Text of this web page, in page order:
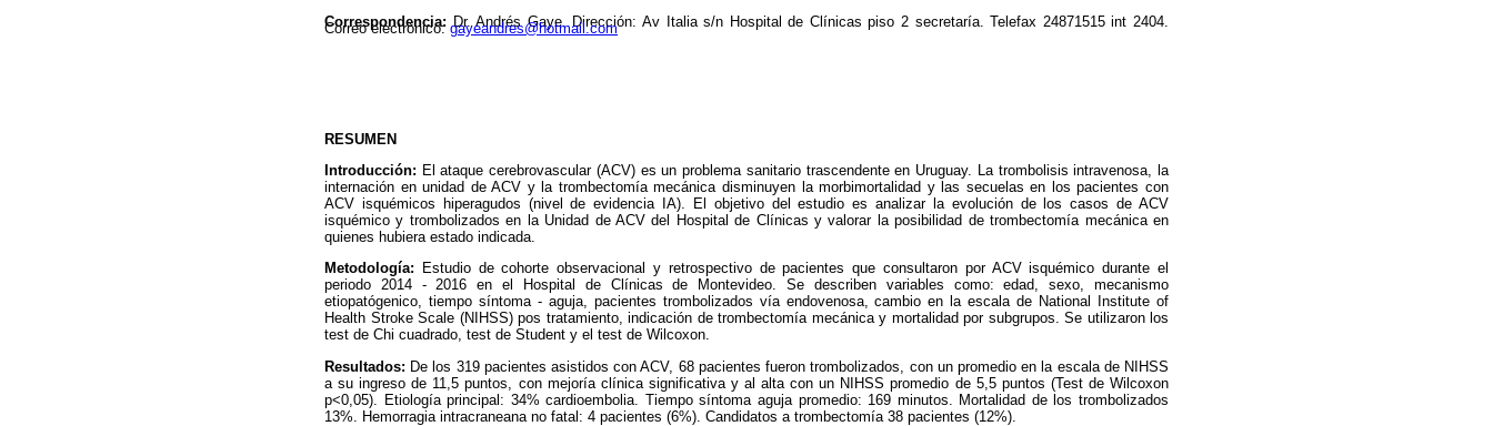
Correspondencia: Dr. Andrés Gaye. Dirección: Av Italia s/n Hospital de Clínicas piso 2 secretaría. Telefax 24871515 int 2404.
Correo electrónico: gayeandres@hotmail.com
RESUMEN
Introducción: El ataque cerebrovascular (ACV) es un problema sanitario trascendente en Uruguay. La trombolisis intravenosa, la
internación en unidad de ACV y la trombectomía mecánica disminuyen la morbimortalidad y las secuelas en los pacientes con
ACV isquémicos hiperagudos (nivel de evidencia IA). El objetivo del estudio es analizar la evolución de los casos de ACV
isquémico y trombolizados en la Unidad de ACV del Hospital de Clínicas y valorar la posibilidad de trombectomía mecánica en
quienes hubiera estado indicada.
Metodología:
Estudio de cohorte observacional y retrospectivo de pacientes que consultaron por ACV isquémico durante el
periodo 2014 - 2016 en el Hospital de Clínicas de Montevideo. Se describen variables como: edad, sexo, mecanismo
etiopatógenico, tiempo síntoma - aguja, pacientes trombolizados vía endovenosa, cambio en la escala de National Institute of
Health Stroke Scale (NIHSS) pos tratamiento, indicación de trombectomía mecánica y mortalidad por subgrupos. Se utilizaron los
test de Chi cuadrado, test de Student y el test de Wilcoxon.
Resultados: De los 319 pacientes asistidos con ACV, 68 pacientes fueron trombolizados, con un promedio en la escala de NIHSS
a su ingreso de 11,5 puntos, con mejoría clínica significativa y al alta con un NIHSS promedio de 5,5 puntos (Test de Wilcoxon
p<0,05). Etiología principal: 34% cardioembolia. Tiempo síntoma aguja promedio: 169 minutos. Mortalidad de los trombolizados
13%. Hemorragia intracraneana no fatal: 4 pacientes (6%). Candidatos a trombectomía 38 pacientes (12%).